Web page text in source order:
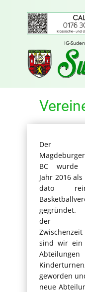
IG-
Der
Magdeburger
BC wurde
Jahr 2016 als
dato
der
Zwischenzeit
sind wir ein
geworden
neue